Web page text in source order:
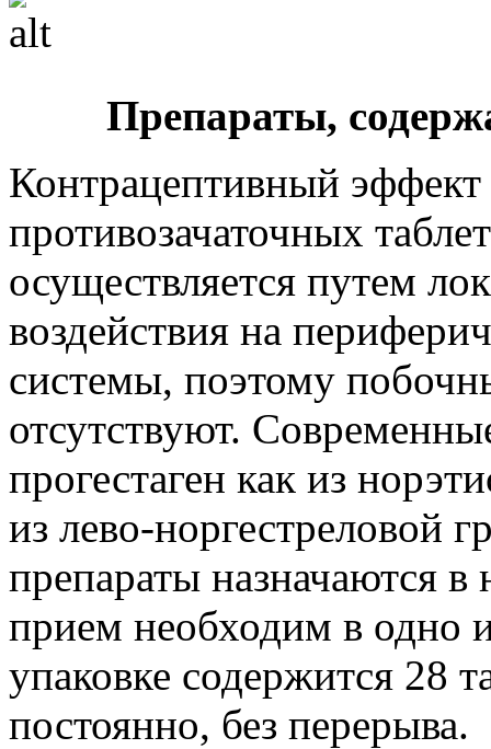
Препараты,
Контрацептивный
противозачаточных
осуществляется путем
воздействия на
системы, поэтому
отсутствуют.
прогестаген как из
из лево-норгестреловой
препараты назначаются
прием необходим в одно
упаковке содержится 28
постоянно, без перерыва.